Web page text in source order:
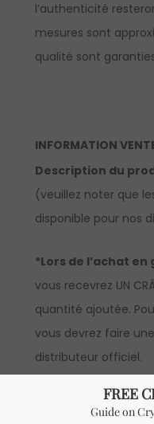
l’authenticité
mesures sont
qualité sont garanties
INFORMATION
Description du
(veuillez noter que
disponible pour nos
*Lors de l’achat en
vous recevrez UN
quantité ajoutée.
vous devrez faire
distributeur officiel.